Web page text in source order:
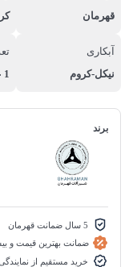
قهرمان
آبکاری
نیکل-کروم
1 عدد
برند
5 سال ضمانت قهرمان
ضمانت بهترین قیمت و
خرید مستقیم از